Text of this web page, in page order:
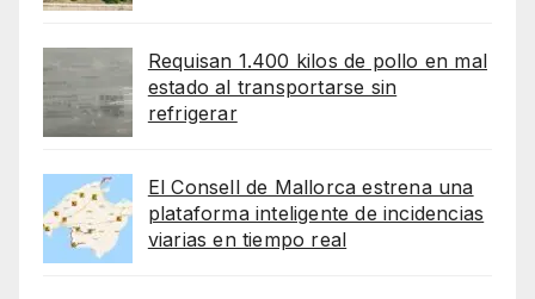
Requisan 1.400 kilos de pollo en mal
estado al transportarse sin
refrigerar
El Consell de Mallorca estrena una
plataforma inteligente de incidencias
viarias en tiempo real